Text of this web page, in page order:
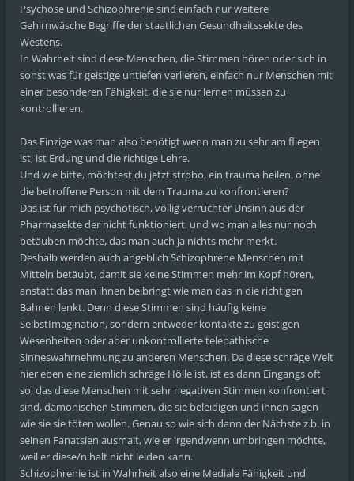
Psychose und Schizophrenie sind einfach nur weitere
Gehirnwäsche Begriffe der staatlichen Gesundheitssekte des
Westens.
In Wahrheit sind diese Menschen, die Stimmen hören oder sich in
sonst was für geistige untiefen verlieren, einfach nur Menschen mit
einer besonderen Fähigkeit, die sie nur lernen müssen zu
kontrollieren.
Das Einzige was man also benötigt wenn man zu sehr am fliegen
ist, ist Erdung und die richtige Lehre.
Und wie bitte, möchtest du jetzt strobo, ein trauma heilen, ohne
die betroffene Person mit dem Trauma zu konfrontieren?
Das ist für mich psychotisch, völlig verrüchter Unsinn aus der
Pharmasekte der nicht funktioniert, und wo man alles nur noch
betäuben möchte, das man auch ja nichts mehr merkt.
Deshalb werden auch angeblich Schizophrene Menschen mit
Mitteln betäubt, damit sie keine Stimmen mehr im Kopf hören,
anstatt das man ihnen beibringt wie man das in die richtigen
Bahnen lenkt. Denn diese Stimmen sind häufig keine
SelbstImagination, sondern entweder kontakte zu geistigen
Wesenheiten oder aber unkontrollierte telepathische
Sinneswahrnehmung zu anderen Menschen. Da diese schräge Welt
hier eben eine ziemlich schräge Hölle ist, ist es dann Eingangs oft
so, das diese Menschen mit sehr negativen Stimmen konfrontiert
sind, dämonischen Stimmen, die sie beleidigen und ihnen sagen
wie sie sie töten wollen. Genau so wie sich dann der Nächste z.b. in
seinen Fanatsien ausmalt, wie er irgendwenn umbringen möchte,
weil er diese/n halt nicht leiden kann.
Schizophrenie ist in Wahrheit also eine Mediale Fähigkeit und